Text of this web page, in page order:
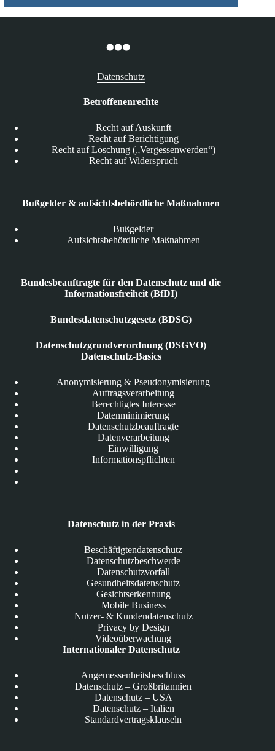
Datenschutz
Betroffenenrechte
Recht auf Auskunft
Recht auf Berichtigung
Recht auf Löschung („Vergessenwerden“)
Recht auf Widerspruch
Bußgelder & aufsichtsbehördliche Maßnahmen
Bußgelder
Aufsichtsbehördliche Maßnahmen
Bundesbeauftragte für den Datenschutz und die
Informationsfreiheit (BfDI)
Bundesdatenschutzgesetz (BDSG)
Datenschutzgrundverordnung (DSGVO)
Datenschutz-Basics
Anonymisierung & Pseudonymisierung
Auftragsverarbeitung
Berechtigtes Interesse
Datenminimierung
Datenschutzbeauftragte
Datenverarbeitung
Einwilligung
Informationspflichten
Datenschutz in der Praxis
Beschäftigtendatenschutz
Datenschutzbeschwerde
Datenschutzvorfall
Gesundheitsdatenschutz
Gesichtserkennung
Mobile Business
Nutzer- & Kundendatenschutz
Privacy by Design
Videoüberwachung
Internationaler Datenschutz
Angemessenheitsbeschluss
Datenschutz – Großbritannien
Datenschutz – USA
Datenschutz – Italien
Standardvertragsklauseln